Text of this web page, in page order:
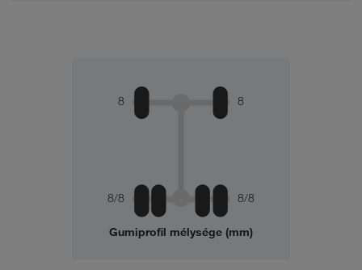
8 8
8/8 8/8
Gumiprofil mélysége (mm)